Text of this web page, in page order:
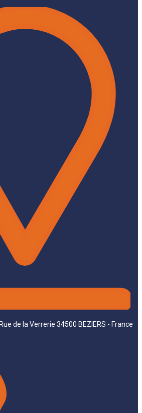
de la Verrerie 34500 BEZIERS - France